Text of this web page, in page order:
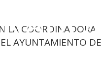
DE
LA COORDINADORA
AYUNTAMIENTO DE